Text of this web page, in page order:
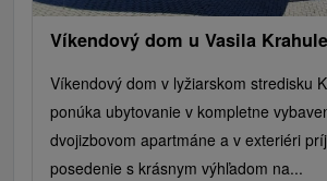
Víkendový dom u Vasila Krahule
Víkendový dom v lyžiarskom stredisku
ponúka ubytovanie v kompletne
dvojizbovom apartmáne a v exteriéri
posedenie s krásnym výhľadom na...